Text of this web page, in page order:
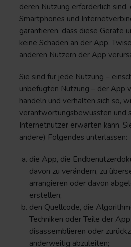
deren Nutzung erforderlich sind,
Smartphones und
garantieren, dass diese Geräte
keine Schäden an der App,
anderen Nutzern der App
Sie sind für jede Nutzung –
unbefugten Nutzung – der App
handeln und verhalten sich so,
verantwortungsbewussten und
Internetnutzer erwarten kann.
andere) Folgendes unterlassen:
die App, die
davon zu verändern, zu
arrangieren oder davon
erstellen;
den Quellcode, die
Techniken oder Teile der
disassemblieren oder
anderweitig abzuleiten;